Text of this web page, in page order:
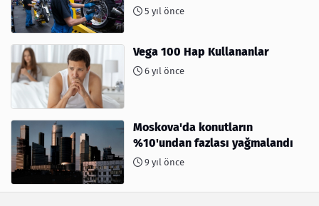
5 yıl önce
Vega 100 Hap Kullananlar
6 yıl önce
Moskova'da konutların
%10'undan fazlası yağmalandı
9 yıl önce